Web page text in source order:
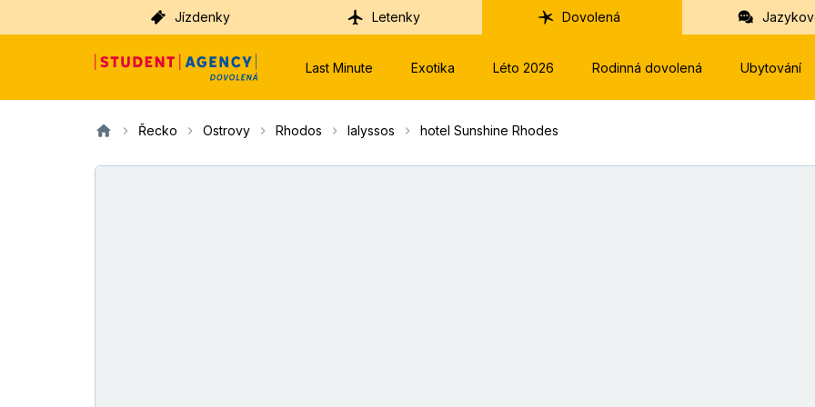
Jízdenky Letenky Dovolená
Last Minute Exotika Léto 2026 Rodinná dovolená Ubytování
Řecko Ostrovy Rhodos Ialyssos hotel Sunshine Rhodes